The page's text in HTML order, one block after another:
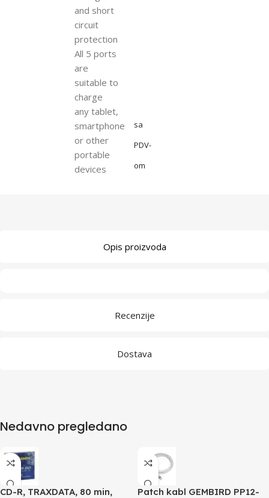
and short
circuit
protection
All 5 ports
are
suitable to
charge
any tablet,
smartphone
or other
portable
devices
sa
PDV-
om
Opis proizvoda
Recenzije
Dostava
Nedavno pregledano
CD-R, TRAXDATA, 80 min,
Patch kabl GEMBIRD PP12-